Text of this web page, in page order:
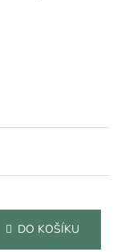
DO KOŠÍKU